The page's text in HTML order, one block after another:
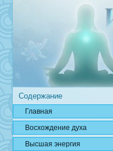
Содержание
Главная
Вοсхождение духа
Высшая энергия